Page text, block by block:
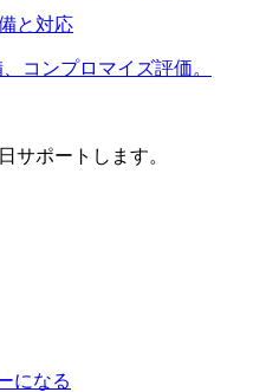
と対応
コンプロマイズ評価。
サポートします。
になる